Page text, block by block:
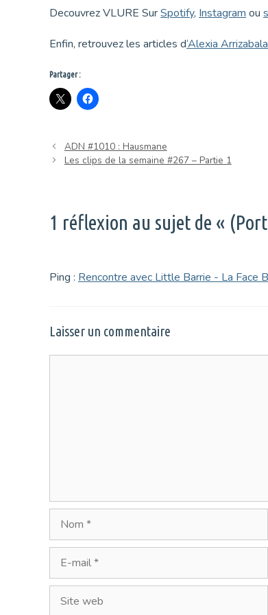
Decouvrez VLURE SurSpotify, Instagram ou
Enfin, retrouvez les articles d‘Alexia
Partager :
ADN #1010 : Hausmane
Les clips de la semaine #267 – Partie 1
1 réflexion au sujet de «
Ping : Rencontre avec Little Barrie - La Face B
Laisser un commentaire
mail
web